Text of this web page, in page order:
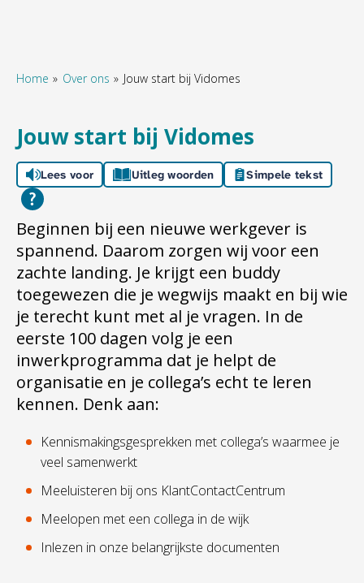
Naar hoofdnavigatiemenu
Home Over ons Jouw start bij Vidomes
Jouw start bij Vidomes
Lees voor Uitleg woorden Simpele tekst
Beginnen bij een nieuwe werkgever is
spannend. Daarom zorgen wij voor een
zachte landing. Je krijgt een buddy
toegewezen die je wegwijs maakt en bij wie
je terecht kunt met al je vragen. In de
eerste 100 dagen volg je een
inwerkprogramma dat je helpt de
organisatie en je collega’s echt te leren
kennen. Denk aan:
Kennismakingsgesprekken met collega’s waarmee je
veel samenwerkt
Meeluisteren bij ons KlantContactCentrum
Meelopen met een collega in de wijk
Inlezen in onze belangrijkste documenten